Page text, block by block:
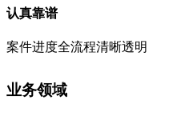
认真靠谱
案件进度全流程清晰透明
业务领域